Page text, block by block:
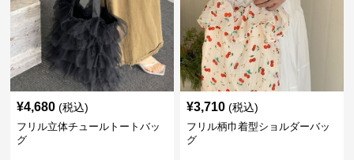
¥4,680 (税込)
フリル立体チュールトートバッ
グ
¥3,710 (税込)
フリル柄巾着型ショルダーバッ
グ